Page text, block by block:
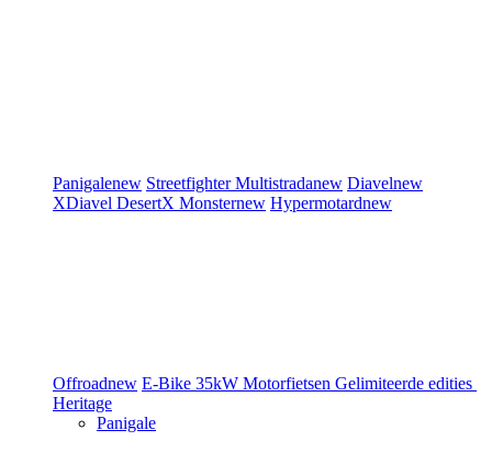
Panigalenew StreetfighterMultistradanew Diavelnew
XDiavel DesertX Monsternew Hypermotardnew
Offroadnew E-Bike 35kW Motorfietsen Gelimiteerde edities
Heritage
Panigale